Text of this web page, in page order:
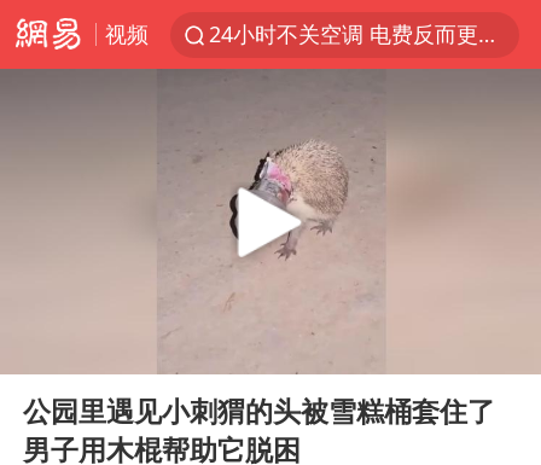
视频
24小时不关空调 电费反而更低？
美国退回1000亿美元关税
38岁山东财大教授刘海明逝世
河南试行周五下午弹性离岗
“天津之眼”摩天轮附近2人落水
Play
公园里遇见小刺猬的头被雪糕桶套住了
男子用木棍帮助它脱困